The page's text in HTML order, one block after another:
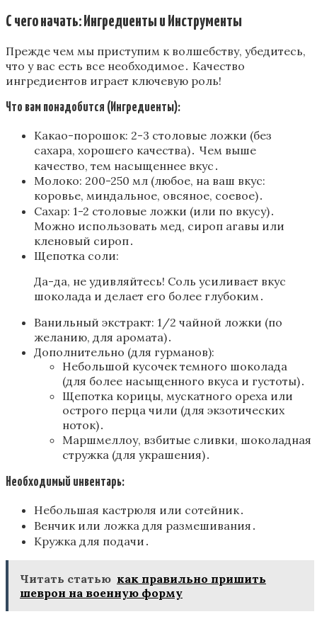
С чего начать: Ингредиенты и Инструменты
Прежде чем мы приступим к волшебству, убедитесь,
что у вас есть все необходимое․ Качество
ингредиентов играет ключевую роль!
Что вам понадобится (Ингредиенты):
Какао-порошок: 2-3 столовые ложки (без
сахара, хорошего качества)․ Чем выше
качество, тем насыщеннее вкус․
Молоко: 200-250 мл (любое, на ваш вкус:
коровье, миндальное, овсяное, соевое)․
Сахар: 1-2 столовые ложки (или по вкусу)․
Можно использовать мед, сироп агавы или
кленовый сироп․
Щепотка соли:
Да-да, не удивляйтесь! Соль усиливает вкус
шоколада и делает его более глубоким․
Ванильный экстракт: 1/2 чайной ложки (по
желанию, для аромата)․
Дополнительно (для гурманов):
Небольшой кусочек темного шоколада
(для более насыщенного вкуса и густоты)․
Щепотка корицы, мускатного ореха или
острого перца чили (для экзотических
ноток)․
Маршмеллоу, взбитые сливки, шоколадная
стружка (для украшения)․
Необходимый инвентарь:
Небольшая кастрюля или сотейник․
Венчик или ложка для размешивания․
Кружка для подачи․
Читать статью как правильно пришить
шеврон на военную форму